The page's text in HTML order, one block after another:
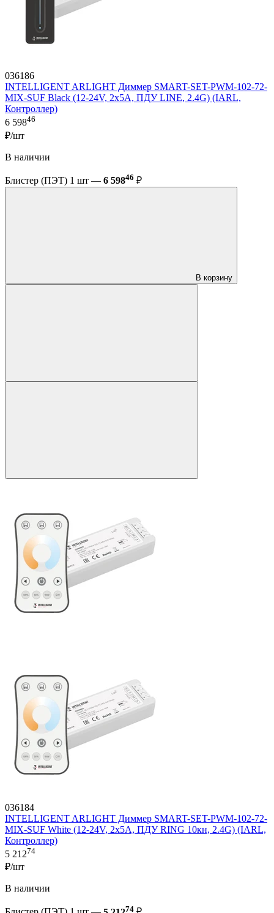
036186
INTELLIGENT ARLIGHT Диммер SMART-SET-PWM-102-72-
MIX-SUF Black (12-24V, 2x5A, ПДУ LINE, 2.4G) (IARL,
Контроллер)
6 59846
₽/шт
В наличии
Блистер (ПЭТ) 1 шт — 6 59846 ₽
В корзину
036184
INTELLIGENT ARLIGHT Диммер SMART-SET-PWM-102-72-
MIX-SUF White (12-24V, 2x5A, ПДУ RING 10кн, 2.4G) (IARL,
Контроллер)
5 21274
₽/шт
В наличии
74